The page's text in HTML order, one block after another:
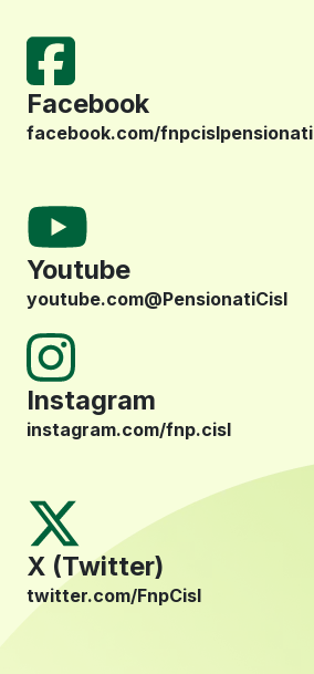
Facebook
facebook.com/fnpcislpensionati
Youtube
youtube.com@PensionatiCisl
Instagram
instagram.com/fnp.cisl
X (Twitter)
twitter.com/FnpCisl